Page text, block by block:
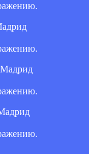
Мадрид